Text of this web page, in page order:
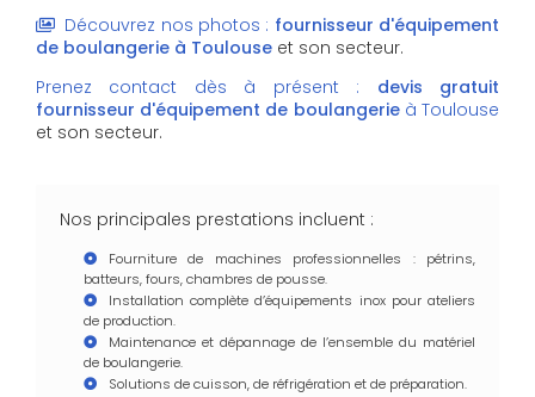
Découvrez nos photos : fournisseur d'équipement
de boulangerie à Toulouse et son secteur.
Prenez contact dès à présent : devis gratuit
fournisseur d'équipement de boulangerieà Toulouse
et son secteur.
Nos principales prestations incluent :
Fourniture de machines professionnelles : pétrins,
batteurs, fours, chambres de pousse.
Installation complète d’équipements inox pour ateliers
de production.
Maintenance et dépannage de l’ensemble du matériel
de boulangerie.
Solutions de cuisson, de réfrigération et de préparation.